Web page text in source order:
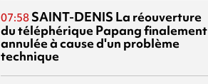
07:58 SAINT-DENIS La réouverture
du téléphérique Papang finalement
annulée à cause d'un problème
technique